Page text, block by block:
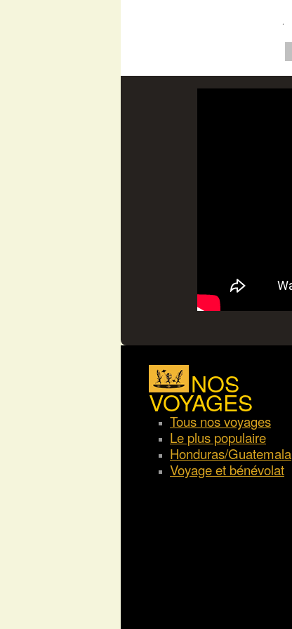
.
NOS
VOYAGES
Tous nos voyages
Le plus populaire
Honduras/Guatemala
Voyage et bénévolat